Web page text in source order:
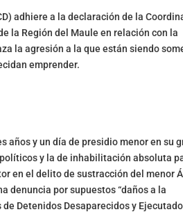
adhiere a la declaración de la
la Región del Maule en relación con la
la agresión a la que están siendo
emprender.
años y un día de presidio menor en su
y la de inhabilitación absoluta
en el delito de sustracción del menor
denuncia por supuestos “daños a la
Detenidos Desaparecidos y